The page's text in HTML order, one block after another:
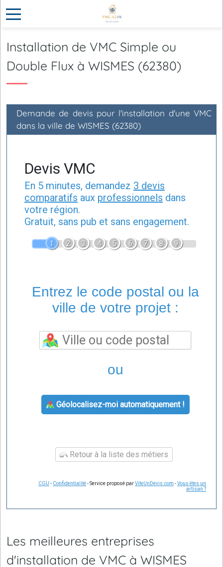
Installation de VMC Simple ou
Double Flux à WISMES (62380)
Demande de devis pour l'installation d'une VMC
dans la ville de WISMES (62380)
Devis VMC
En 5 minutes, demandez 3 devis
comparatifs aux professionnels dans
votre région.
Gratuit, sans pub et sans engagement.
1 2 3 4 5 6 7 8 9
Entrez le code postal ou la
ville de votre projet :
ou
Géolocalisez-moi automatiquement !
Retour à la liste des métiers
CGU - Confidentialité- Service proposé parViteUnDevis.com -Vous êtes un
artisan ?
Les meilleures entreprises
d'installation de VMC à WISMES